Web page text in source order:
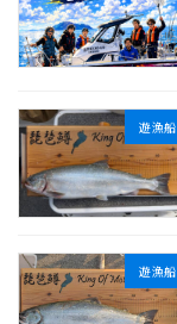
遊漁船
遊漁船